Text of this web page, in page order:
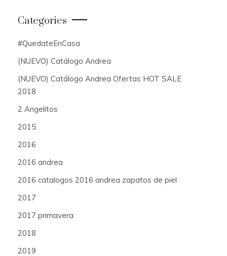
Categories
#QuedateEnCasa
(NUEVO) Catálogo Andrea
(NUEVO) Catálogo Andrea Ofertas HOT SALE
2018
2 Angelitos
2015
2016
2016 andrea
2016 catalogos 2016 andrea zapatos de piel
2017
2017 primavera
2018
2019